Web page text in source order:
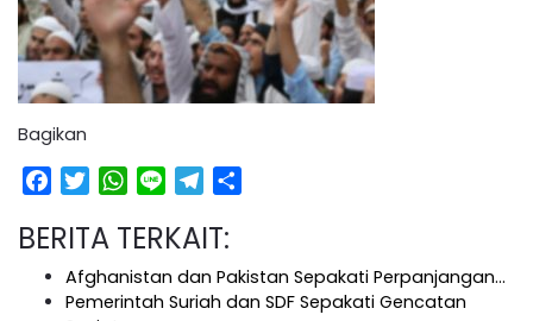
Bagikan
Facebook
TwitterWhatsApp
Line Telegram
BERITA TERKAIT:
Afghanistan dan Pakistan Sepakati Perpanjangan…
Pemerintah Suriah dan SDF Sepakati Gencatan